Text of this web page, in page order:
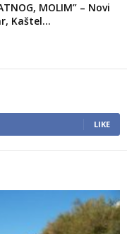
MOLIM” – Novi
Kaštel...
LIKE